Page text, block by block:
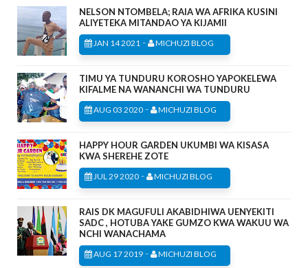
NELSON NTOMBELA; RAIA WA AFRIKA KUSINI
ALIYETEKA MITANDAO YA KIJAMII
JAN 14 2021 - MICHUZI BLOG
TIMU YA TUNDURU KOROSHO YAPOKELEWA
KIFALME NA WANANCHI WA TUNDURU
AUG 03 2020 - MICHUZI BLOG
HAPPY HOUR GARDEN UKUMBI WA KISASA
KWA SHEREHE ZOTE
JUL 29 2020 - MICHUZI BLOG
RAIS DK MAGUFULI AKABIDHIWA UENYEKITI
SADC , HOTUBA YAKE GUMZO KWA WAKUU WA
NCHI WANACHAMA
AUG 17 2019 - MICHUZI BLOG